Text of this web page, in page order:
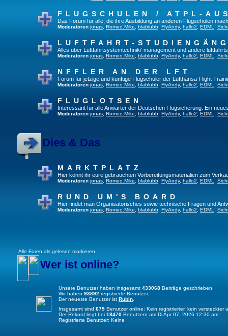
FLUGSCHULEN / ATPL-
Das Forum für alle, die ihre Ausbildung an anderen Flugschulen
Moderatoren jonas Romeo.Mike blablubb FlyAndy, hallo2 EDML
LUFTFAHRT-
Alles über Luftfahrtsystemtechnik/-management und andere
Moderatoren jonas Romeo.Mike blablubb FlyAndy, hallo2 EDML
NFFLER AN DER LFT
Forum für jetzige und künftige Flugschüler der Lufthansa Flight
Moderatoren jonas Romeo.Mike blablubb FlyAndy, hallo2 EDML
FLUGLOTSEN
Interessant für alle Anwärter der Deutschen Flugsicherung. Ein
Moderatoren jonas Romeo.Mike blablubb FlyAndy, hallo2 EDML
Dies & Das
MARKTPLATZ
Hier könnt ihr eure gebrauchten Vorbereitungsmaterialien zum
Moderatoren jonas Romeo.Mike blablubb FlyAndy, hallo2 EDML
RUND UM'S BOARD
Hier findet man Organisatorisches sowie technische Fragen und
Moderatoren jonas Romeo.Mike blablubb FlyAndy, hallo2 EDML
Alle Foren als gelesen markieren
Wer ist online?
Unsere Benutzer haben insgesamt 433068 Beiträge geschrieben.
Wir haben 93892 registrierte Benutzer.
Der neueste Benutzer ist Rubin
Insgesamt sind 675 Benutzer online: Kein registrierter, kein
Der Rekord liegt bei 18470 Benutzern am Di Apr 07, 2026 12:30 am.
Registrierte Benutzer: Keine